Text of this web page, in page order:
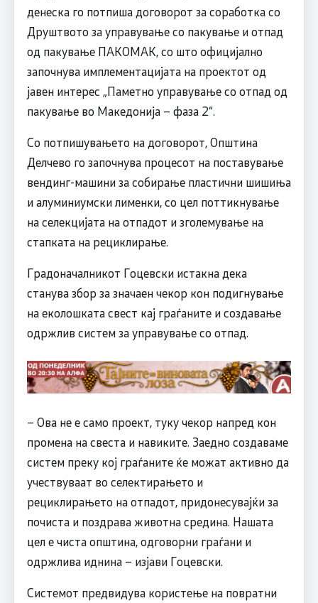
денеска го потпиша договорот за соработка со
Друштвото за управување со пакување и отпад
од пакување ПАКОМАК, со што официјално
започнува имплементацијата на проектот од
јавен интерес „Паметно управување со отпад од
пакување во Македонија – фаза 2“.
Со потпишувањето на договорот, Општина
Делчево го започнува процесот на поставување
вендинг-машини за собирање пластични шишиња
и алуминиумски лименки, со цел поттикнување
на селекцијата на отпадот и зголемување на
стапката на рециклирање.
Градоначалникот Гоцевски истакна дека
станува збор за значаен чекор кон подигнување
на еколошката свест кај граѓаните и создавање
одржлив систем за управување со отпад.
– Ова не е само проект, туку чекор напред кон
промена на свеста и навиките. Заедно создаваме
систем преку кој граѓаните ќе можат активно да
учествуваат во селектирањето и
рециклирањето на отпадот, придонесувајќи за
почиста и поздрава животна средина. Нашата
цел е чиста општина, одговорни граѓани и
одржлива иднина – изјави Гоцевски.
Системот предвидува користење на повратни